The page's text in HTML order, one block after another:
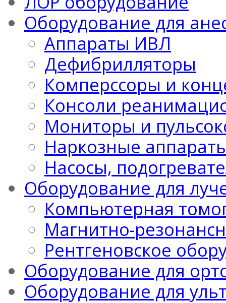
Оборудование для
Аппараты ИВЛ
Дефибрилляторы
Комперссоры и
Консоли
Мониторы и
Наркозные
Насосы,
Оборудование для
Компьютерная
Магнитно-
Рентгеновское
Оборудование для
Оборудование для